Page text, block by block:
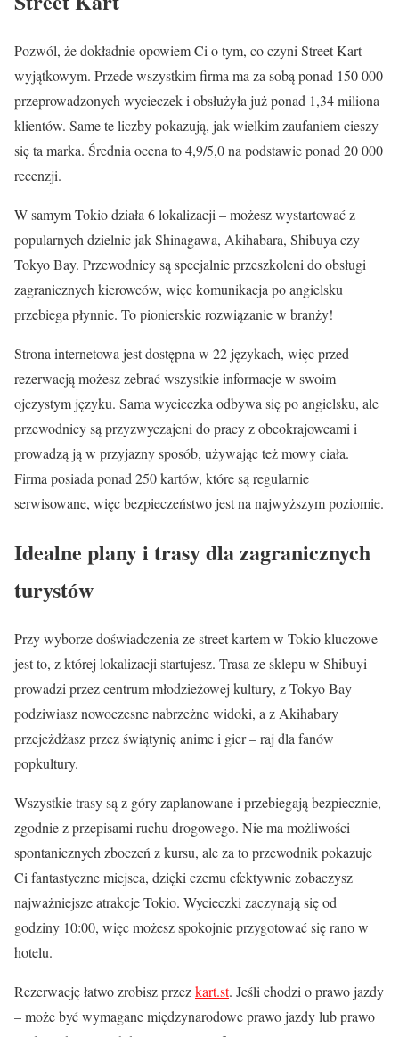
Pozwól, że dokładnie opowiem Ci o tym, co czyni Street Kart
wyjątkowym. Przede wszystkim firma ma za sobą ponad 150 000
przeprowadzonych wycieczek i obsłużyła już ponad 1,34 miliona
klientów. Same te liczby pokazują, jak wielkim zaufaniem cieszy
się ta marka. Średnia ocena to 4,9/5,0 na podstawie ponad 20 000
recenzji.
W samym Tokio działa 6 lokalizacji – możesz wystartować z
popularnych dzielnic jak Shinagawa, Akihabara, Shibuya czy
Tokyo Bay. Przewodnicy są specjalnie przeszkoleni do obsługi
zagranicznych kierowców, więc komunikacja po angielsku
przebiega płynnie. To pionierskie rozwiązanie w branży!
Strona internetowa jest dostępna w 22 językach, więc przed
rezerwacją możesz zebrać wszystkie informacje w swoim
ojczystym języku. Sama wycieczka odbywa się po angielsku, ale
przewodnicy są przyzwyczajeni do pracy z obcokrajowcami i
prowadzą ją w przyjazny sposób, używając też mowy ciała.
Firma posiada ponad 250 kartów, które są regularnie
serwisowane, więc bezpieczeństwo jest na najwyższym poziomie.
Idealne plany i trasy dla zagranicznych
turystów
Przy wyborze doświadczenia ze street kartem w Tokio kluczowe
jest to, z której lokalizacji startujesz. Trasa ze sklepu w Shibuyi
prowadzi przez centrum młodzieżowej kultury, z Tokyo Bay
podziwiasz nowoczesne nabrzeżne widoki, a z Akihabary
przejeżdżasz przez świątynię anime i gier – raj dla fanów
popkultury.
Wszystkie trasy są z góry zaplanowane i przebiegają bezpiecznie,
zgodnie z przepisami ruchu drogowego. Nie ma możliwości
spontanicznych zboczeń z kursu, ale za to przewodnik pokazuje
Ci fantastyczne miejsca, dzięki czemu efektywnie zobaczysz
najważniejsze atrakcje Tokio. Wycieczki zaczynają się od
godziny 10:00, więc możesz spokojnie przygotować się rano w
hotelu.
Rezerwację łatwo zrobisz przezkart.st. Jeśli chodzi o prawo jazdy
– może być wymagane międzynarodowe prawo jazdy lub prawo